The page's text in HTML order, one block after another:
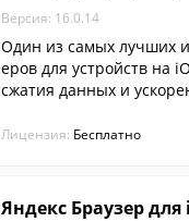
Версия: 16.0.14
Один из самых лучших
еров для устройств на
сжатия данных и
интернет-серфингом и
Лицензия: Бесплатно
Яндекс Браузер для